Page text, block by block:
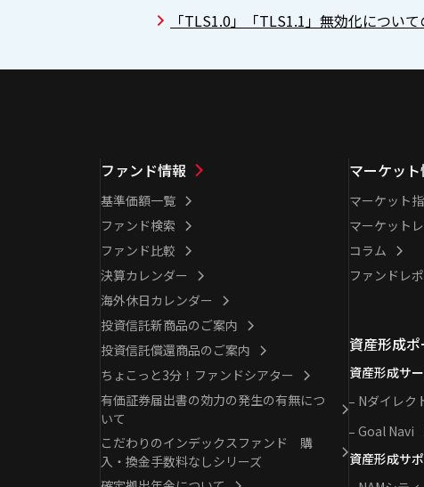
「TLS1.0」「TLS1.1」無効化につい
ファンド情報
基準価額一覧
ファンド検索
ファンド比較
決算カレンダー
海外休日カレンダー
投資信託新商品のご案内
投資信託償還商品のご案内
ちょこっと3分！ファンドシアター
有価証券届出書の効力の発生の有無につ
いて
こだわりのインデックスファンド 購
入・換金手数料なしシリーズ
マーケッ
マーケット
マーケット
コラム
ファンドレ
資産形成
資産形成サ
Nダイレク
Goal Navi
資産形成サ